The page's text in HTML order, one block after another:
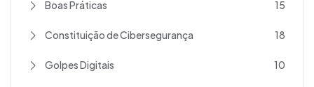
Boas Práticas 15
Constituição de Cibersegurança 18
Golpes Digitais 10